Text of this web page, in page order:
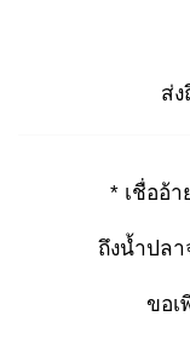
ส่ง
* เชื่ออ้า
ถึงน้ำปลา
ขอเ